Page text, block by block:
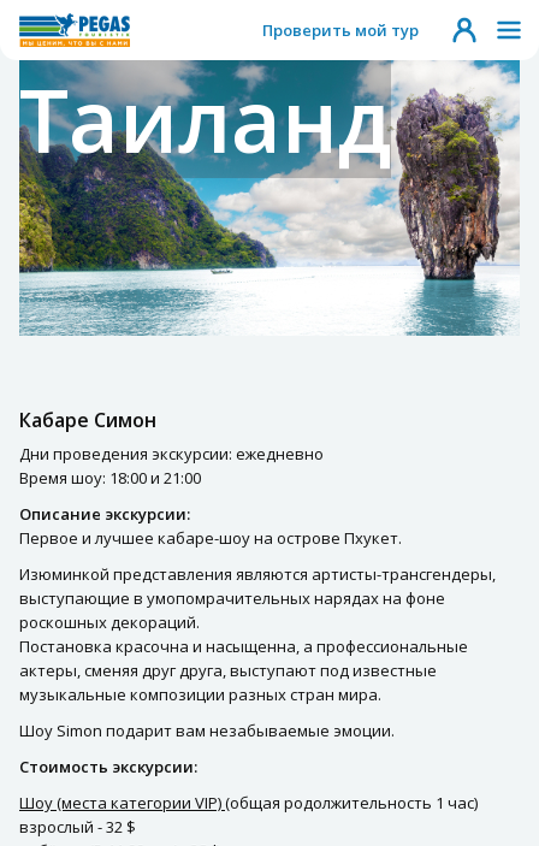
Проверить мой тур
Таиланд
Кабаре Симон
Дни проведения экскурсии: ежедневно
Время шоу: 18:00 и 21:00
Описание экскурсии:
Первое и лучшее кабаре-шоу на острове Пхукет.
Изюминкой представления являются артисты-трансгендеры,
выступающие в умопомрачительных нарядах на фоне
роскошных декораций.
Постановка красочна и насыщенна, а профессиональные
актеры, сменяя друг друга, выступают под известные
музыкальные композиции разных стран мира.
Шоу Simon подарит вам незабываемые эмоции.
Стоимость экскурсии:
Шоу (места категории VIP)(общая родолжительность 1 час)
взрослый - 32 $